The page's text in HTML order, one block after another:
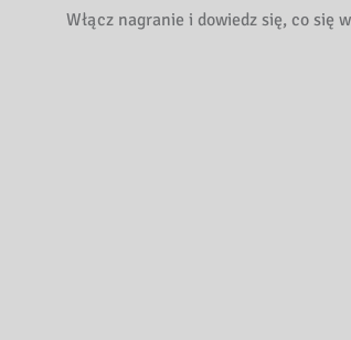
Włącz nagranie i dowiedz się, co się